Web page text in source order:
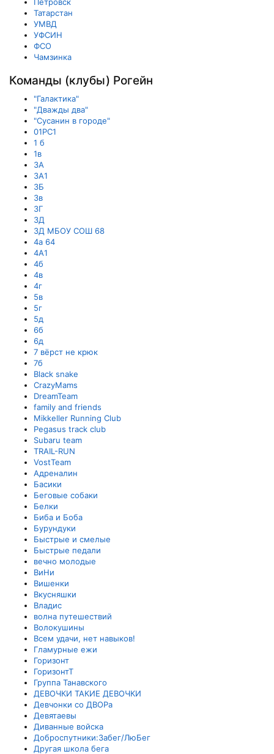
Татарстан
УМВД
УФСИН
ФСО
Чамзинка
Команды (клубы) Рогейн
"Галактика"
"Дважды два"
"Сусанин в городе"
01РС1
1 б
1в
3А
3А1
3Б
3в
3Г
3Д
3Д МБОУ СОШ 68
4а 64
4А1
4б
4в
4г
5в
5г
5д
6б
6д
7 вёрст не крюк
7б
Black snake
CrazyMams
DreamTeam
family and friends
Mikkeller Running Club
Pegasus track club
Subaru team
TRAIL-RUN
VostTeam
Адреналин
Басики
Беговые собаки
Белки
Биба и Боба
Бурундуки
Быстрые и смелые
Быстрые педали
вечно молодые
ВиНи
Вишенки
Вкусняшки
Владис
волна путешествий
Волокушины
Всем удачи, нет навыков!
Гламурные ежи
Горизонт
ГоризонтТ
Группа Танавского
ДЕВОЧКИ ТАКИЕ ДЕВОЧКИ
Девчонки со ДВОРа
Девятаевы
Диванные войска
Доброспутники:Забег/ЛюБег
Другая школа бега